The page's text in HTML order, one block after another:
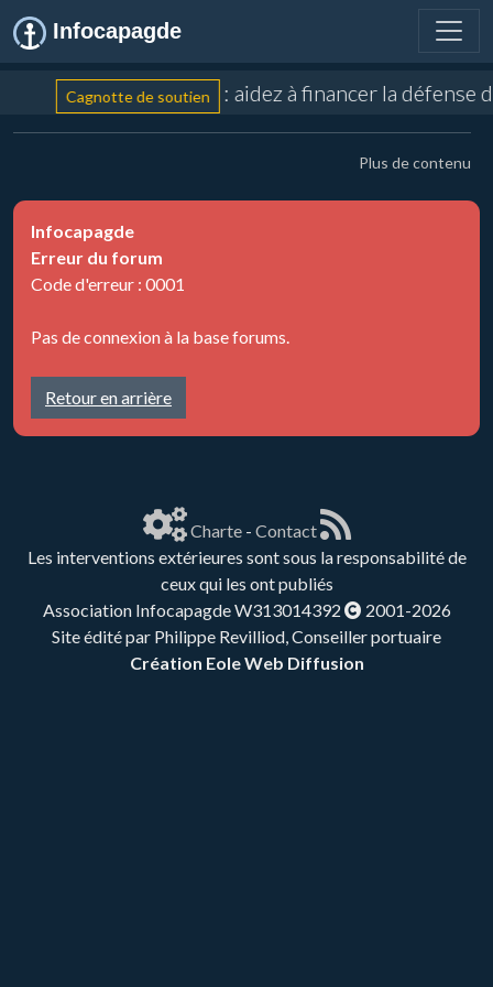
Infocapagde
Cagnotte de soutien : aidez à financer la
Plus de contenu
Infocapagde
Erreur du forum
Code d'erreur : 0001
Pas de connexion à la base forums.
Retour en arrière
Charte- Contact
Les interventions extérieures sont sous la responsabilité de
ceux qui les ont publiés
Association Infocapagde W313014392
2001-2026
Site édité par Philippe Revilliod, Conseiller portuaire
Création Eole Web Diffusion